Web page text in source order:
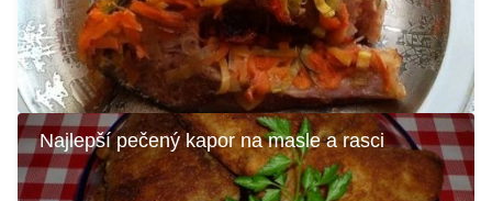
Najlepší pečený kapor na masle a rasci